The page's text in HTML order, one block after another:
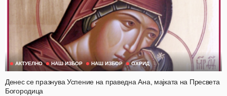
АКТУЕЛНО НАШ ИЗБОР НАШ ИЗБОР ОХРИД
Денес се празнува Успение на праведна Ана, мајката на Пресвета
Богородица